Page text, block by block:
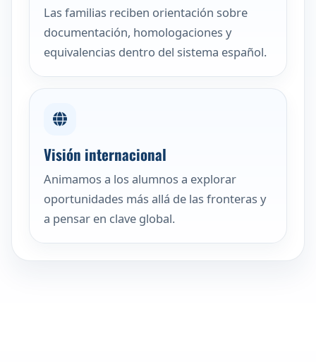
Las familias reciben orientación sobre
documentación, homologaciones y
equivalencias dentro del sistema español.
Visión internacional
Animamos a los alumnos a explorar
oportunidades más allá de las fronteras y
a pensar en clave global.